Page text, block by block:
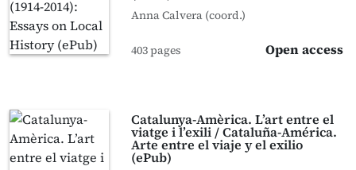
Anna Calvera (coord.)
403 pages Open access
Catalunya-Amèrica. L’art entre el
viatge i l’exili / Cataluña-América.
Arte entre el viaje y el exilio
(ePub)